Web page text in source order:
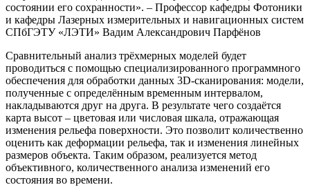
состоянии его сохранности». – Профессор кафедры Фотоники
и кафедры Лазерных измерительных и навигационных систем
СПбГЭТУ «ЛЭТИ» Вадим Александрович Парфёнов
Сравнительный анализ трёхмерных моделей будет
проводиться с помощью специализированного программного
обеспечения для обработки данных 3D-сканирования: модели,
полученные с определённым временным интервалом,
накладываются друг на друга. В результате чего создаётся
карта высот – цветовая или числовая шкала, отражающая
изменения рельефа поверхности. Это позволит количественно
оценить как деформации рельефа, так и изменения линейных
размеров объекта. Таким образом, реализуется метод
объективного, количественного анализа изменений его
состояния во времени.